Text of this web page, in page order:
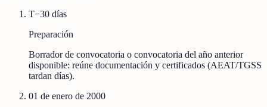
T−30 días
Preparación
Borrador de convocatoria o convocatoria del año anterior
disponible: reúne documentación y certificados (AEAT/TGSS
tardan días).
01 de enero de 2000